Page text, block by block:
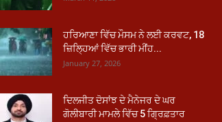
ਹਰਿਆਣਾ ਵਿੱਚ ਮੌਸਮ ਨੇ ਲਈ ਕਰਵਟ, 18
ਜ਼ਿਲ੍ਹਿਆਂ ਵਿੱਚ ਭਾਰੀ ਮੀਂਹ...
January 27, 2026
ਦਿਲਜੀਤ ਦੋਸਾਂਝ ਦੇ ਮੈਨੇਜਰ ਦੇ ਘਰ
ਗੋਲੀਬਾਰੀ ਮਾਮਲੇ ਵਿੱਚ 5 ਗ੍ਰਿਫ਼ਤਾਰ